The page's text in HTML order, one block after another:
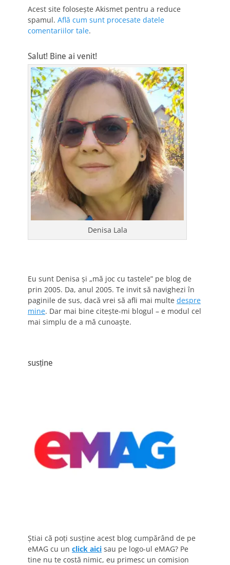
Acest site folosește Akismet pentru a reduce
spamul. Află cum sunt procesate datele
comentariilor tale.
Salut! Bine ai venit!
Denisa Lala
Eu sunt Denisa și „mă joc cu tastele” pe blog de
prin 2005. Da, anul 2005. Te invit să navighezi în
paginile de sus, dacă vrei să afli mai multe despre
mine. Dar mai bine citește-mi blogul – e modul cel
mai simplu de a mă cunoaște.
susține
Știai că poți susține acest blog cumpărând de pe
eMAG cu un click aici sau pe logo-ul eMAG? Pe
tine nu te costă nimic, eu primesc un comision